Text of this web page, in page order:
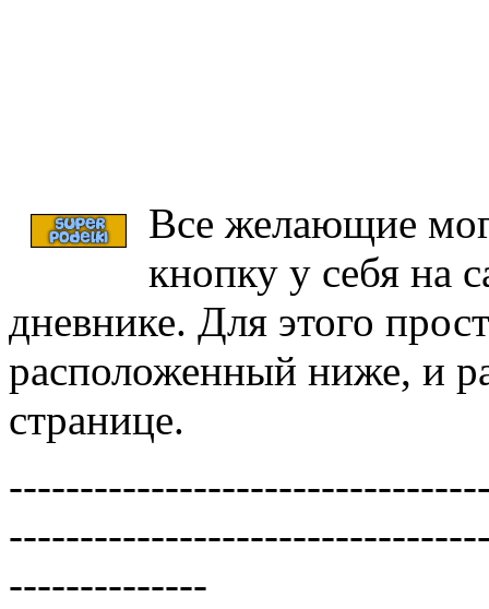
Все желающие
кнопку у себя на
дневнике. Для этого
расположенный ниже, и
странице.
--------------